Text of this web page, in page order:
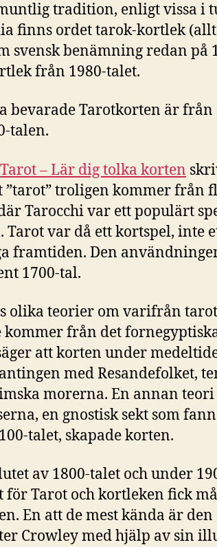
tradition, enligt vissa i
finns ordet tarok-kortlek
svensk benämning redan på
från 1980-talet.
bevarade Tarotkorten är
talen.
Tarot – Lär dig tolka korten
”tarot” troligen kommer från
Tarocchi var ett populärt
Tarot var då ett kortspel, inte
framtiden. Den
1700-tal.
olika teorier om varifrån
kommer från det
att korten under
med Resandefolket,
morerna. En annan
en gnostisk sekt som
talet, skapade korten.
av 1800-talet och under
för Tarot och kortleken fick
En att de mest kända är
Crowley med hjälp av sin